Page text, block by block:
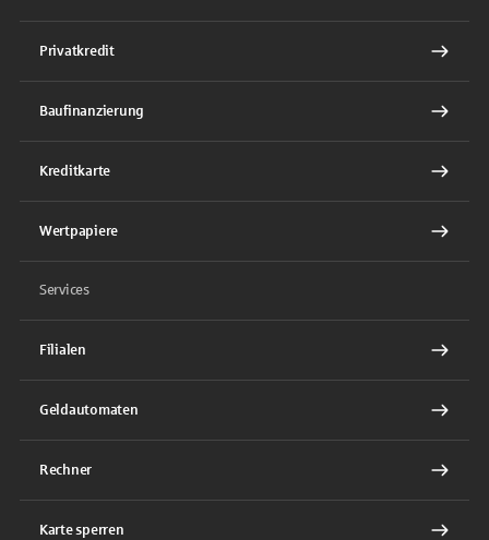
Privatkredit
Baufinanzierung
Kreditkarte
Wertpapiere
Services
Filialen
Geldautomaten
Rechner
Karte sperren